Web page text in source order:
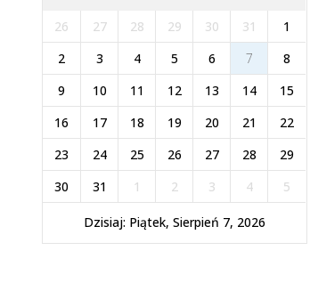
26 27 28 29 30 31
1
2
3 4 5 6 7
8
9
10 11 12 13 14
15
16
17 18 19 20 21
22
23
24 25 26 27 28
29
30
31 1 2 3 4 5
Dzisiaj: Piątek, Sierpień 7, 2026